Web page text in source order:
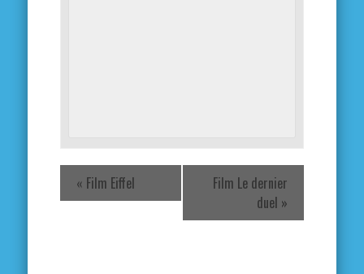
« Film Eiffel
Film Le dernier
duel »